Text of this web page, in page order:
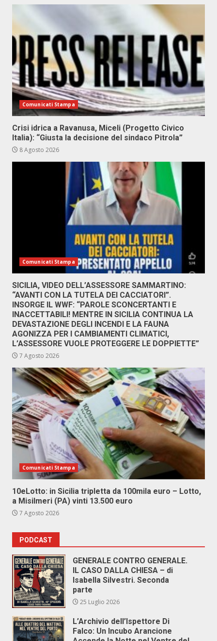
Comunicati Stampa
Crisi idrica a Ravanusa, Miceli (Progetto Civico
Italia): “Giusta la decisione del sindaco Pitrola”
8 Agosto 2026
Comunicati Stampa
SICILIA, VIDEO DELL’ASSESSORE SAMMARTINO:
“AVANTI CON LA TUTELA DEI CACCIATORI”.
INSORGE IL WWF: “PAROLE SCONCERTANTI E
INACCETTABILI! MENTRE IN SICILIA CONTINUA LA
DEVASTAZIONE DEGLI INCENDI E LA FAUNA
AGONIZZA PER I CAMBIAMENTI CLIMATICI,
L’ASSESSORE VUOLE PROTEGGERE LE DOPPIETTE”
7 Agosto 2026
Comunicati Stampa
10eLotto: in Sicilia tripletta da 100mila euro – Lotto,
a Misilmeri (PA) vinti 13.500 euro
7 Agosto 2026
PODCAST
GENERALE CONTRO GENERALE.
IL CASO DALLA CHIESA – di
Isabella Silvestri. Seconda
parte
25 Luglio 2026
L’Archivio dell’Ispettore Di
Falco: Un Incubo Arancione